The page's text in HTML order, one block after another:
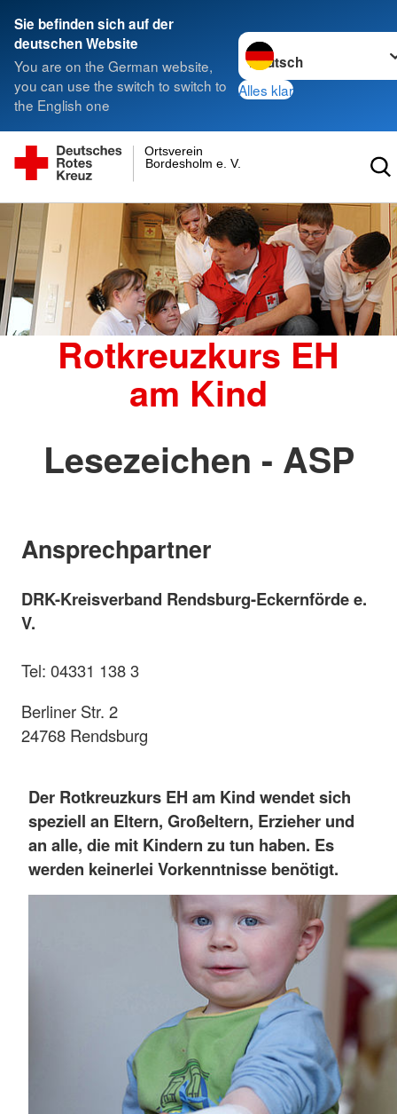
Sie befinden sich auf der
deutschen Website
You are on the German website,
you can use the switch to switch to
the English one
Sprache wechseln zu
Alles klar
Bordesholm e. V.
Ortsverein
Rotkreuzkurs EH
am Kind
Lesezeichen - ASP
Ansprechpartner
DRK-Kreisverband Rendsburg-Eckernförde e.
V.
Tel: 04331 138 3
Berliner Str. 2
24768 Rendsburg
Der Rotkreuzkurs EH am Kind wendet sich
speziell an Eltern, Großeltern, Erzieher und
an alle, die mit Kindern zu tun haben. Es
werden keinerlei Vorkenntnisse benötigt.